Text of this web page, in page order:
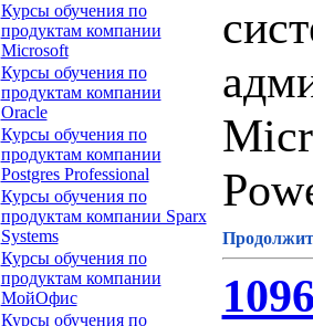
Курсы обучения по
продуктам компании
Microsoft
Курсы обучения по
продуктам компании
Oracle
Курсы обучения по
продуктам компании
Postgres Professional
Курсы обучения по
продуктам компании Sparx
Systems
Курсы обучения по
продуктам компании
МойОфис
Курсы обучения по